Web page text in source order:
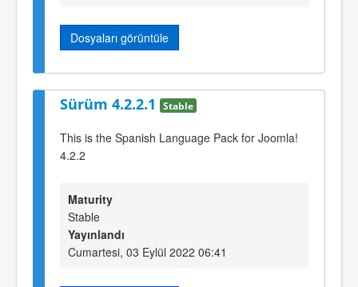
Dosyaları görüntüle
Sürüm 4.2.2.1 Stable
This is the Spanish Language Pack for Joomla!
4.2.2
Maturity
Stable
Yayınlandı
Cumartesi, 03 Eylül 2022 06:41